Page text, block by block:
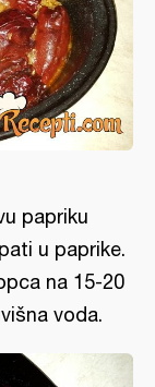
papriku
u paprike.
na 15-20
voda.